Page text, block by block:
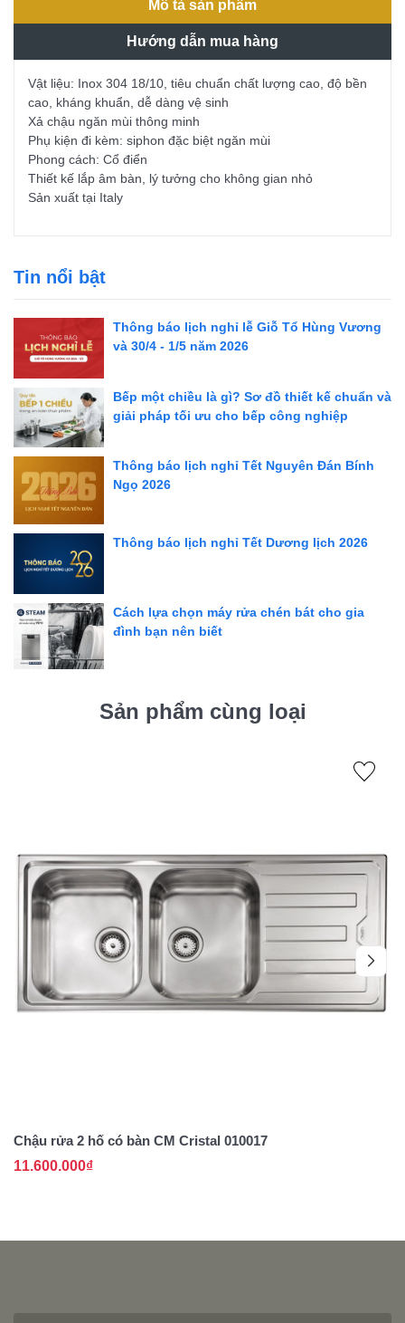
Mô tả sản phẩm
Hướng dẫn mua hàng
Vật liệu: Inox 304 18/10, tiêu chuẩn chất lượng cao, độ bền
cao, kháng khuẩn, dễ dàng vệ sinh
Xả chậu ngăn mùi thông minh
Phụ kiện đi kèm: siphon đặc biệt ngăn mùi
Phong cách: Cổ điển
Thiết kế lắp âm bàn, lý tưởng cho không gian nhỏ
Sản xuất tại Italy
Tin nổi bật
Thông báo lịch nghỉ lễ Giỗ Tổ Hùng Vương
và 30/4 - 1/5 năm 2026
Bếp một chiều là gì? Sơ đồ thiết kế chuẩn và
giải pháp tối ưu cho bếp công nghiệp
Thông báo lịch nghỉ Tết Nguyên Đán Bính
Ngọ 2026
Thông báo lịch nghỉ Tết Dương lịch 2026
Cách lựa chọn máy rửa chén bát cho gia
đình bạn nên biết
Sản phẩm cùng loại
Chậu rửa 2 hố có bàn CM Cristal 010017
11.600.000₫